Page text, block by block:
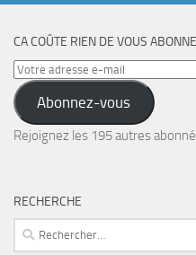
CA COÛTE RIEN DE VOUS
Votre
adresse
e-
mail
Abonnez-vous
Rejoignez les 195 autres
RECHERCHE
Rechercher :